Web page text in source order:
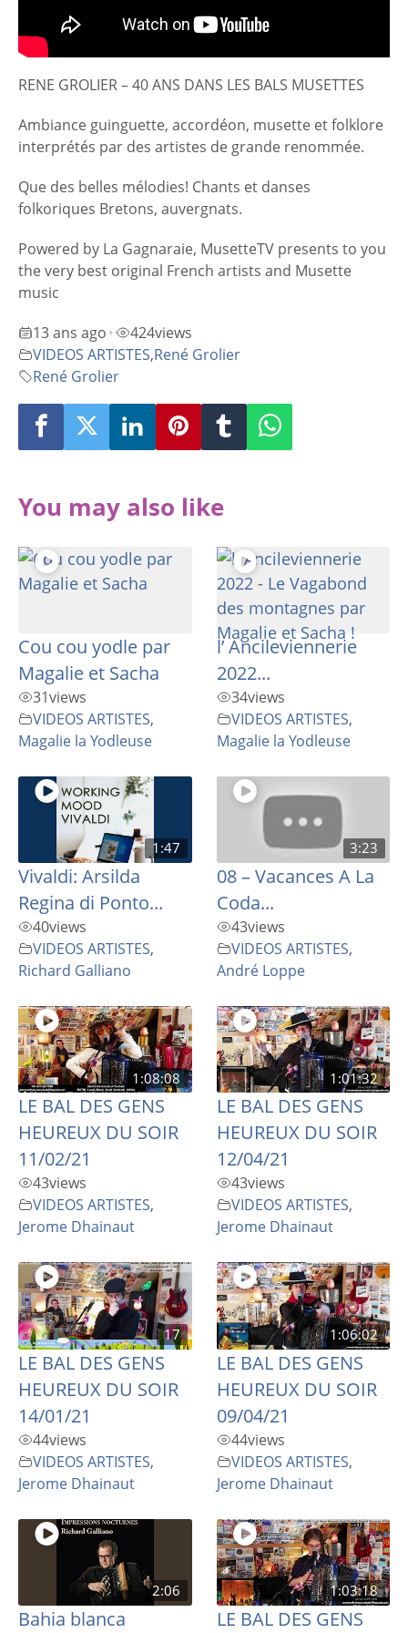
RENE GROLIER – 40 ANS DANS LES BALS MUSETTES
Ambiance guinguette, accordéon, musette et folklore
interprétés par des artistes de grande renommée.
Que des belles mélodies! Chants et danses
folkoriques Bretons, auvergnats.
Powered by La Gagnaraie, MusetteTV presents to you
the very best original French artists and Musette
music
13 ans ago • 424views
VIDEOS ARTISTES,René Grolier
René Grolier
You may also like
Cou cou yodle par
Magalie et Sacha
31views
VIDEOS ARTISTES,
Magalie la Yodleuse
l’ Ancileviennerie
2022...
34views
VIDEOS ARTISTES,
Magalie la Yodleuse
1:47
Vivaldi: Arsilda
Regina di Ponto...
40views
VIDEOS ARTISTES,
Richard Galliano
3:23
08 – Vacances A La
Coda...
43views
VIDEOS ARTISTES,
André Loppe
1:08:08
LE BAL DES GENS
HEUREUX DU SOIR
11/02/21
43views
VIDEOS ARTISTES,
Jerome Dhainaut
1:01:32
LE BAL DES GENS
HEUREUX DU SOIR
12/04/21
43views
VIDEOS ARTISTES,
Jerome Dhainaut
17
LE BAL DES GENS
HEUREUX DU SOIR
14/01/21
44views
VIDEOS ARTISTES,
Jerome Dhainaut
1:06:02
LE BAL DES GENS
HEUREUX DU SOIR
09/04/21
44views
VIDEOS ARTISTES,
Jerome Dhainaut
2:06
Bahia blanca
1:03:18
LE BAL DES GENS